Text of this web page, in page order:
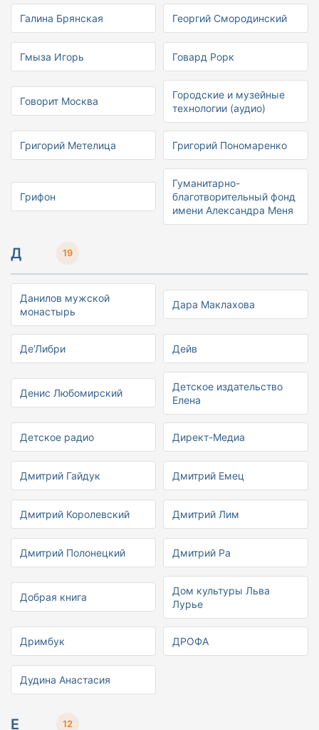
Галина Брянская Георгий Смородинский
Гмыза Игорь Говард Рорк
Говорит Москва
Городские и музейные
технологии (аудио)
Григорий Метелица Григорий Пономаренко
Грифон
Гуманитарно-
благотворительный фонд
имени Александра Меня
Д 19
Данилов мужской
монастырь
Дара Маклахова
Де’Либри Дейв
Денис Любомирский
Детское издательство
Елена
Детское радио Директ-Медиа
Дмитрий Гайдук Дмитрий Емец
Дмитрий Королевский Дмитрий Лим
Дмитрий Полонецкий Дмитрий Ра
Добрая книга
Дом культуры Льва
Лурье
Дримбук ДРОФА
Дудина Анастасия
Е 12